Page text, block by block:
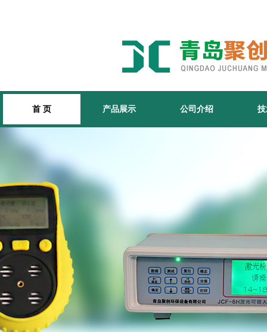
首 页 产品展示 公司介绍